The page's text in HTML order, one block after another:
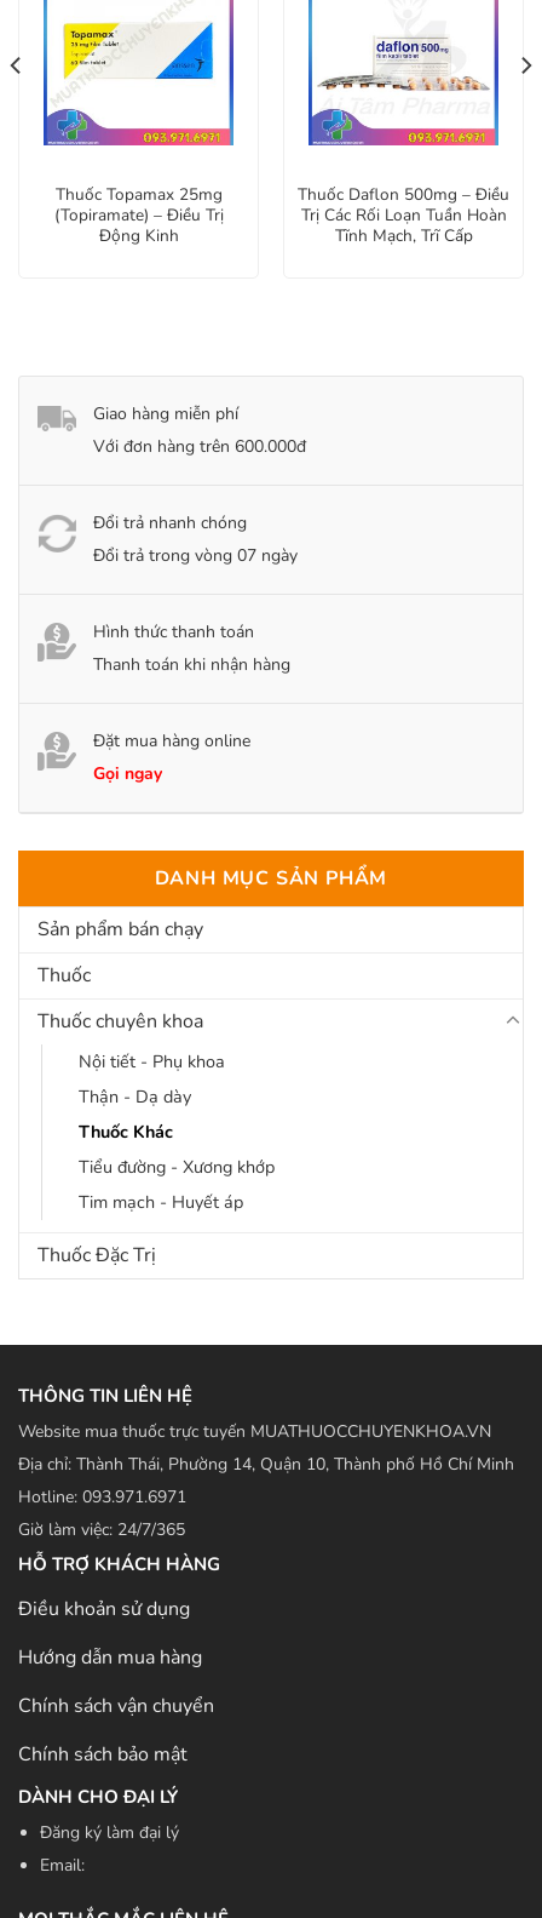
Thuốc Topamax 25mg
(Topiramate) – Điều Trị
Động Kinh
Thuốc Daflon 500mg – Điều
Trị Các Rối Loạn Tuần Hoàn
Tĩnh Mạch, Trĩ Cấp
Giao hàng miễn phí
Với đơn hàng trên 600.000đ
Đổi trả nhanh chóng
Đổi trả trong vòng 07 ngày
Hình thức thanh toán
Thanh toán khi nhận hàng
Đặt mua hàng online
Gọi ngay
DANH MỤC SẢN PHẨM
Sản phẩm bán chạy
Thuốc
Thuốc chuyên khoa
Nội tiết - Phụ khoa
Thận - Dạ dày
Thuốc Khác
Tiểu đường - Xương khớp
Tim mạch - Huyết áp
Thuốc Đặc Trị
THÔNG TIN LIÊN HỆ
Website mua thuốc trực tuyến MUATHUOCCHUYENKHOA.VN
Địa chỉ: Thành Thái, Phường 14, Quận 10, Thành phố Hồ Chí Minh
Hotline: 093.971.6971
Giờ làm việc: 24/7/365
HỖ TRỢ KHÁCH HÀNG
Điều khoản sử dụng
Hướng dẫn mua hàng
Chính sách vận chuyển
Chính sách bảo mật
DÀNH CHO ĐẠI LÝ
Đăng ký làm đại lý
Email: